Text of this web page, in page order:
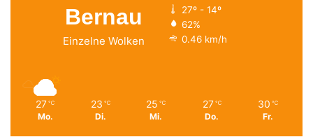
Bernau
Einzelne Wolken
27º - 14º
62%
0.46 km/h
27 ℃
Mo.
23 ℃
Di.
25 ℃
Mi.
27 ℃
Do.
30 ℃
Fr.